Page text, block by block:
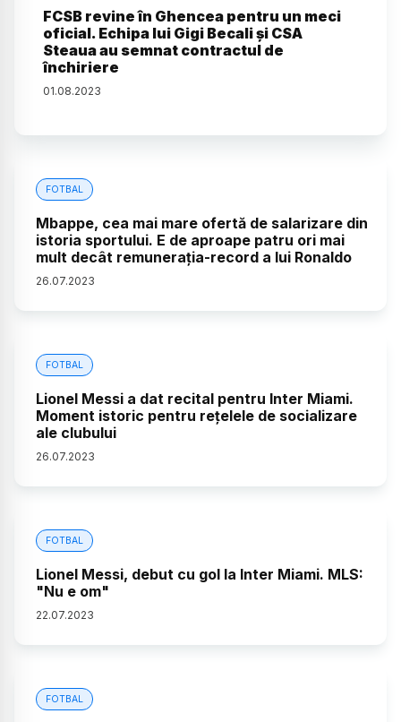
FCSB revine în Ghencea pentru un meci
oficial. Echipa lui Gigi Becali și CSA
Steaua au semnat contractul de
închiriere
01.08.2023
FOTBAL
Mbappe, cea mai mare ofertă de salarizare din
istoria sportului. E de aproape patru ori mai
mult decât remunerația-record a lui Ronaldo
26.07.2023
FOTBAL
Lionel Messi a dat recital pentru Inter Miami.
Moment istoric pentru rețelele de socializare
ale clubului
26.07.2023
FOTBAL
Lionel Messi, debut cu gol la Inter Miami. MLS:
"Nu e om"
22.07.2023
FOTBAL